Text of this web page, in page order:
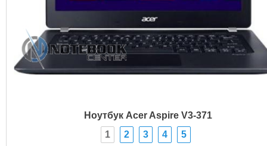
Ноутбук Acer Aspire V3-371
1
2 3 4 5